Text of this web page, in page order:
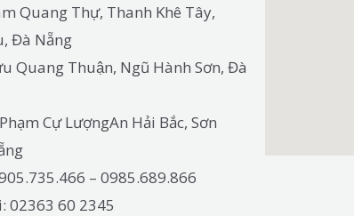
Quang Thự, Thanh Khê Tây,
Đà Nẵng
Quang Thuận, Ngũ Hành Sơn, Đà
Cự LượngAn Hải Bắc, Sơn
– 0985.689.866
02363 60 2345